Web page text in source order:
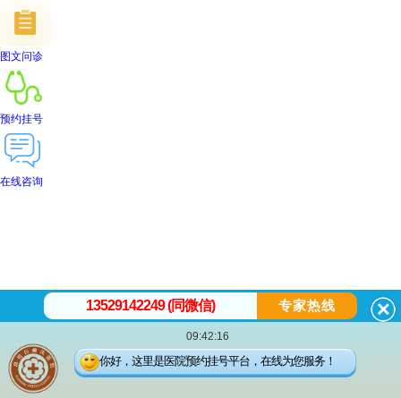
图文问诊
预约挂号
在线咨询
明白癜风医院
昆明市五华区护国路2号
13529142249 (同微信) 专家热线
09:42:16
你好，这里是医院预约挂号平台，在线为您服务！